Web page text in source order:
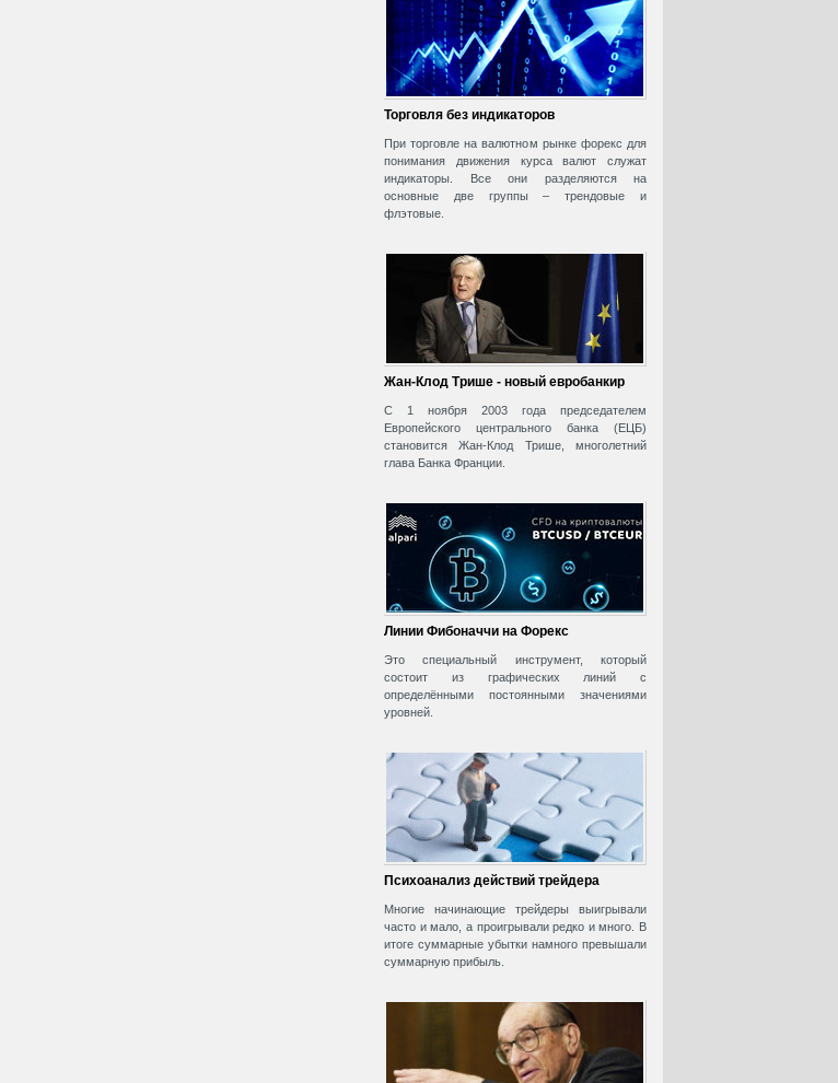
Торговля без индикаторов
При торговле на валютном рынке форекс для
понимания движения курса валют служат
индикаторы. Все они разделяются на
основные две группы – трендовые и
флэтовые.
Жан-Клод Трише - новый евробанкир
С 1 ноября 2003 года председателем
Европейского центрального банка (ЕЦБ)
становится Жан-Клод Трише, многолетний
глава Банка Франции.
Линии Фибоначчи на Форекс
Это специальный инструмент, который
состоит из графических линий с
определёнными постоянными значениями
уровней.
Психоанализ действий трейдера
Многие начинающие трейдеры выигрывали
часто и мало, а проигрывали редко и много. В
итоге суммарные убытки намного превышали
суммарную прибыль.